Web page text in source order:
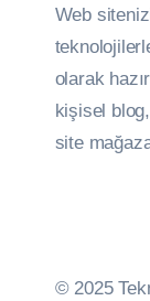
Web
olarak
kişisel
site
© 2025